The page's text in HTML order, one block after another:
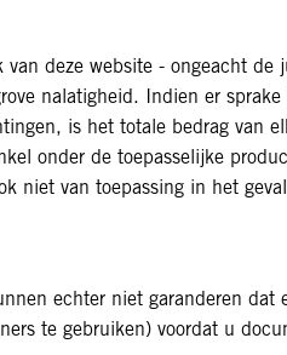
deze website - ongeacht de
nalatigheid. Indien er
is het totale bedrag van
onder de toepasselijke
niet van toepassing in het
echter niet garanderen dat
te gebruiken) voordat u